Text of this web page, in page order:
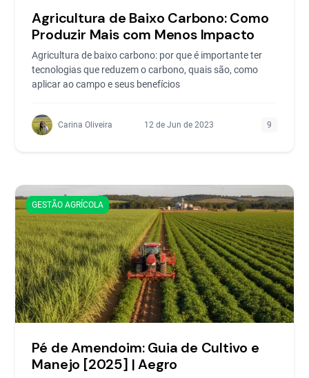
Agricultura de Baixo Carbono: Como
Produzir Mais com Menos Impacto
Agricultura de baixo carbono: por que é importante ter
tecnologias que reduzem o carbono, quais são, como
aplicar ao campo e seus benefícios
Carina Oliveira 12 de Jun de 2023 9
GESTÃO AGRÍCOLA
Pé de Amendoim: Guia de Cultivo e
Manejo [2025] | Aegro